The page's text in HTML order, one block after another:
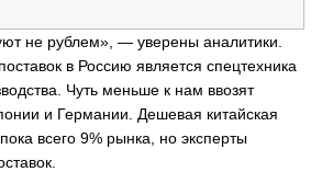
не рублем», — уверены аналитики.
в Россию является спецтехника
Чуть меньше к нам ввозят
и Германии. Дешевая китайская
всего 9% рынка, но эксперты